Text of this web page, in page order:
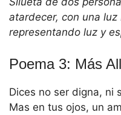
atardecer, con una
representando luz y
Poema 3: Más
Dices no ser digna, ni
Mas en tus ojos, un